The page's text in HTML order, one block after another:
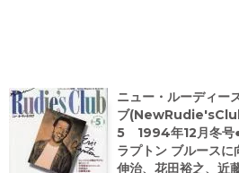
ニュー・ルーディー
ブ
5 1994年12月冬号●
ラプトン ブルース
伸治、花田裕之、近